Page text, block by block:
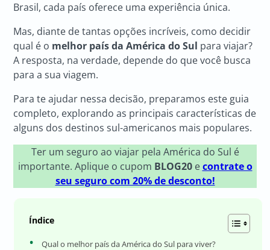
Brasil, cada país oferece uma experiência única.
Mas, diante de tantas opções incríveis, como decidir
qual é o melhor país da América do Sul para viajar?
A resposta, na verdade, depende do que você busca
para a sua viagem.
Para te ajudar nessa decisão, preparamos este guia
completo, explorando as principais características de
alguns dos destinos sul-americanos mais populares.
Ter um seguro ao viajar pela América do Sul é
importante. Aplique o cupom BLOG20econtrate o
seu seguro com 20% de desconto!
Índice
Qual o melhor país da América do Sul para viver?